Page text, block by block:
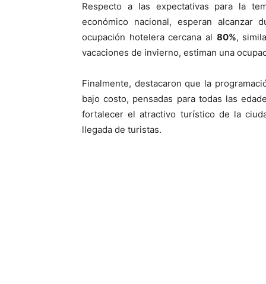
Respecto a las expectativas para la
económico nacional, esperan
ocupación hotelera cercana al 80%,
vacaciones de invierno, estiman una
Finalmente, destacaron que la
bajo costo, pensadas para todas las
fortalecer el atractivo turístico de la
llegada de turistas.